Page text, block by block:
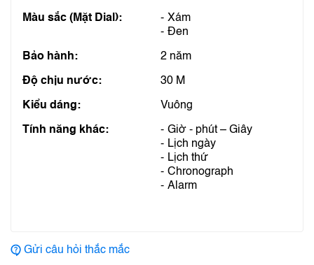
Màu sắc (Mặt Dial):
Xám
Đen
Bảo hành: 2 năm
Độ chịu nước: 30 M
Kiểu dáng: Vuông
Tính năng khác:
Giờ - phút – Giây
Lịch ngày
Lịch thứ
Chronograph
Alarm
Gửi câu hỏi thắc mắc